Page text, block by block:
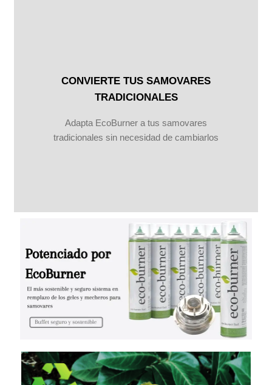
CONVIERTE TUS SAMOVARES
TRADICIONALES
Adapta EcoBurner a tus samovares
tradicionales sin necesidad de cambiarlos